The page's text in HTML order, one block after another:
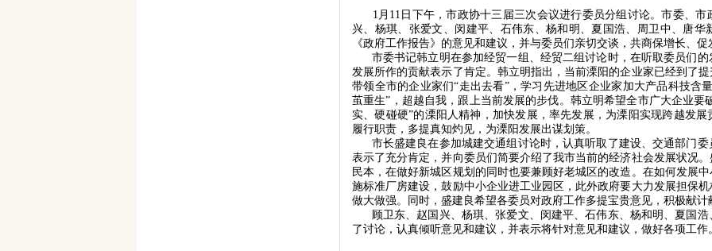
1月11日下午，市政协十三届三次会议进行委员分组讨论。市委、市
兴、杨琪、张爱文、闵建平、石伟东、杨和明、夏国浩、周卫中、唐
《政府工作报告》的意见和建议，并与委员们亲切交谈，共商保增长、促
市委书记韩立明在参加经贸一组、经贸二组讨论时，在听取委员们的
发展所作的贡献表示了肯定。韩立明指出，当前溧阳的企业家已经到了
带领全市的企业家们“走出去看”，学习先进地区企业家加大产品科技含
茧重生”，超越自我，跟上当前发展的步伐。韩立明希望全市广大企业要
实、硬碰硬”的溧阳人精神，加快发展，率先发展，为溧阳实现跨越发
履行职责，多提真知灼见，为溧阳发展出谋划策。
市长盛建良在参加城建交通组讨论时，认真听取了建设、交通部门委
表示了充分肯定，并向委员们简要介绍了我市当前的经济社会发展状况
民本，在做好新城区规划的同时也要兼顾好老城区的改造。在如何发展
施标准厂房建设，鼓励中小企业进工业园区，此外政府要大力发展担保
做大做强。同时，盛建良希望各委员对政府工作多提宝贵意见，积极献计
顾卫东、赵国兴、杨琪、张爱文、闵建平、石伟东、杨和明、夏国浩
了讨论，认真倾听意见和建议，并表示将针对意见和建议，做好各项工作